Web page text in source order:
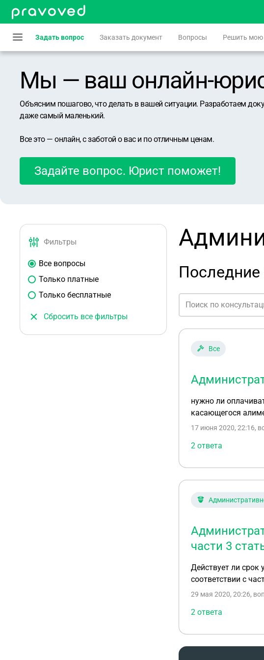
Задать вопрос Заказать документ Вопросы Решить мою
Мы — ваш онлайн-
Объясним пошагово, что делать в вашей ситуации. Разработаем
даже самый маленький.
Все это — онлайн, с заботой о вас и по отличным ценам.
Задайте вопрос. Юрист поможет!
Фильтры
Все вопросы
Только платные
Только бесплатные
Сбросить все фильтры
Все
нужно ли
касающегося
17 июня 2020, 22:16,
2 ответа
части 3
Действует ли срок
соответствии с
29 мая 2020, 20:26,
2 ответа